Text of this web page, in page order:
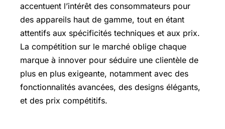
accentuent l’intérêt des consommateurs pour
des appareils haut de gamme, tout en étant
attentifs aux spécificités techniques et aux prix.
La compétition sur le marché oblige chaque
marque à innover pour séduire une clientèle de
plus en plus exigeante, notamment avec des
fonctionnalités avancées, des designs élégants,
et des prix compétitifs.